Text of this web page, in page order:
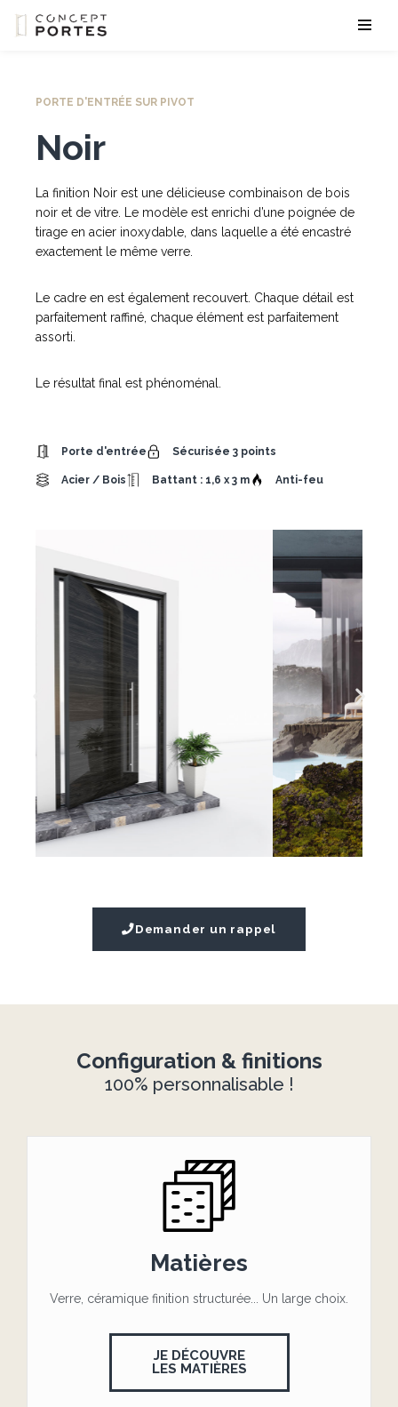
PORTE D'ENTRÉE SUR PIVOT
Noir
La finition Noir est une délicieuse combinaison de bois
noir et de vitre. Le modèle est enrichi d’une poignée de
tirage en acier inoxydable, dans laquelle a été encastré
exactement le même verre.
Le cadre en est également recouvert. Chaque détail est
parfaitement raffiné, chaque élément est parfaitement
assorti.
Le résultat final est phénoménal.
Porte d'entrée Sécurisée 3 points
Acier / Bois Battant : 1,6 x 3 m Anti-feu
Demander un rappel
Configuration & finitions
100% personnalisable !
Matières
Verre, céramique finition structurée... Un large choix.
JE DÉCOUVRE
LES MATIÈRES